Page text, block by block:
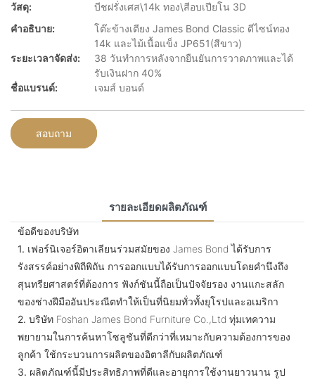
วัสดุ:
บีชฝรั่งเศส\14k ทอง\สีอบเปียโน 3D
คำอธิบาย:
โต๊ะข้างเตียง James Bond Classic ดีไซน์ทอง
14k และไม้เนื้อแข็ง JP651(สีขาว)
ระยะเวลาจัดส่ง:
38 วันทำการหลังจากยืนยันการวาดภาพและได้
รับเงินฝาก 40%
ชื่อแบรนด์:
เจมส์ บอนด์
สอบถาม
รายละเอียดผลิตภัณฑ์
ข้อดีของบริษัท
1. เฟอร์นิเจอร์อิตาเลียนร่วมสมัยของ James Bond ได้รับการ
รังสรรค์อย่างพิถีพิถัน การออกแบบได้รับการออกแบบโดยคำนึงถึง
สุนทรียศาสตร์ที่ต้องการ ฟังก์ชันนี้ถือเป็นปัจจัยรอง งานแกะสลัก
ของช่างฝีมืออันประณีตทำให้เป็นที่นิยมทั่วทั้งยุโรปและอเมริกา
2. บริษัท Foshan James Bond Furniture Co.,Ltd ทุ่มเทความ
พยายามในการค้นหาโซลูชันที่ดีกว่าที่เหมาะกับความต้องการของ
ลูกค้า ใช้กระบวนการผลิตของอิตาลีกับผลิตภัณฑ์
3. ผลิตภัณฑ์นี้มีประสิทธิภาพที่ดีและอายุการใช้งานยาวนาน รูป